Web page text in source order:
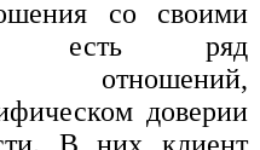
со своими
есть ряд
отношений,
доверии